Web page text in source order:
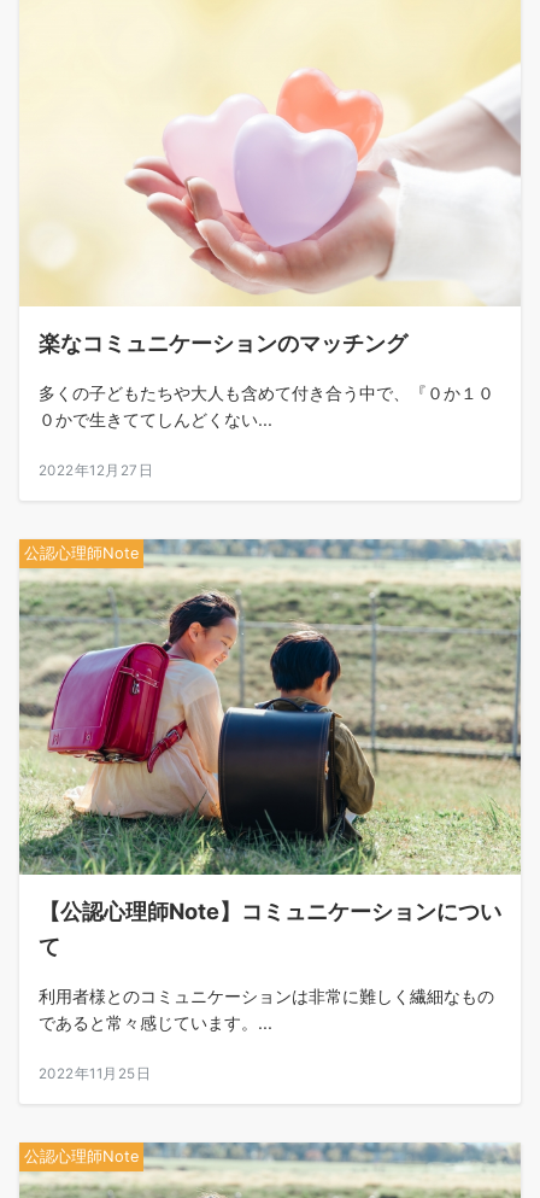
楽なコミュニケーションのマッチング
多くの子どもたちや大人も含めて付き合う中で、『０か１０
０かで生きててしんどくない...
2022年12月27日
公認心理師Note
【公認心理師Note】コミュニケーションについ
て
利用者様とのコミュニケーションは非常に難しく繊細なもの
であると常々感じています。...
2022年11月25日
公認心理師Note